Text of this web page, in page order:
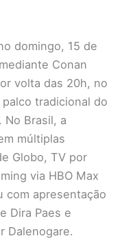
domingo, 15 de
Conan
volta das 20h, no
tradicional do
No Brasil, a
múltiplas
Globo, TV por
via HBO Max
com apresentação
Dira Paes e
Dalenogare.